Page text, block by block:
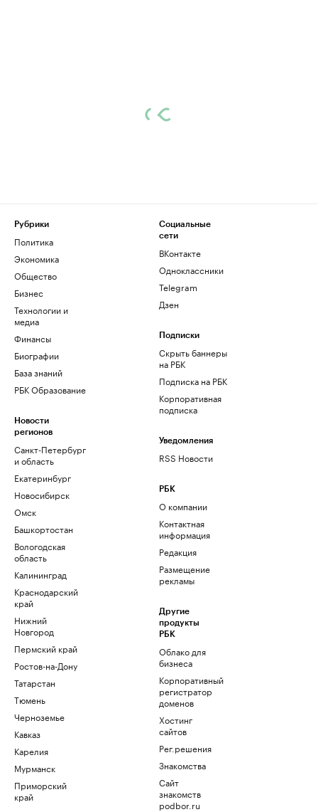
Рубрики
Политика
Экономика
Общество
Бизнес
Технологии и
медиа
Финансы
Биографии
База знаний
РБК Образование
Новости
регионов
Санкт-Петербург
и область
Екатеринбург
Новосибирск
Омск
Башкортостан
Вологодская
область
Калининград
Краснодарский
край
Нижний
Новгород
Пермский край
Ростов-на-Дону
Татарстан
Тюмень
Черноземье
Кавказ
Карелия
Мурманск
Приморский
край
Социальные
сети
ВКонтакте
Одноклассники
Telegram
Дзен
Подписки
Скрыть баннеры
на РБК
Подписка на РБК
Корпоративная
подписка
Уведомления
RSS Новости
РБК
О компании
Контактная
информация
Редакция
Размещение
рекламы
Другие
продукты
РБК
Облако для
бизнеса
Корпоративный
регистратор
доменов
Хостинг
сайтов
Рег.решения
Знакомства
Сайт
знакомств
podbor.ru